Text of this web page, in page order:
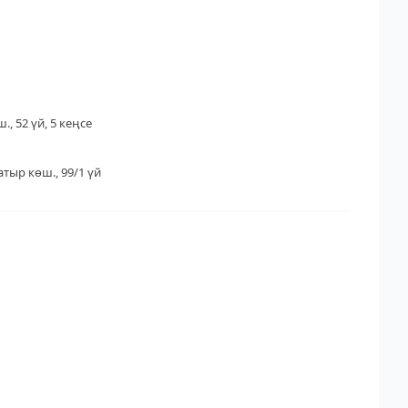
52 үй, 5 кеңсе
көш., 99/1 үй